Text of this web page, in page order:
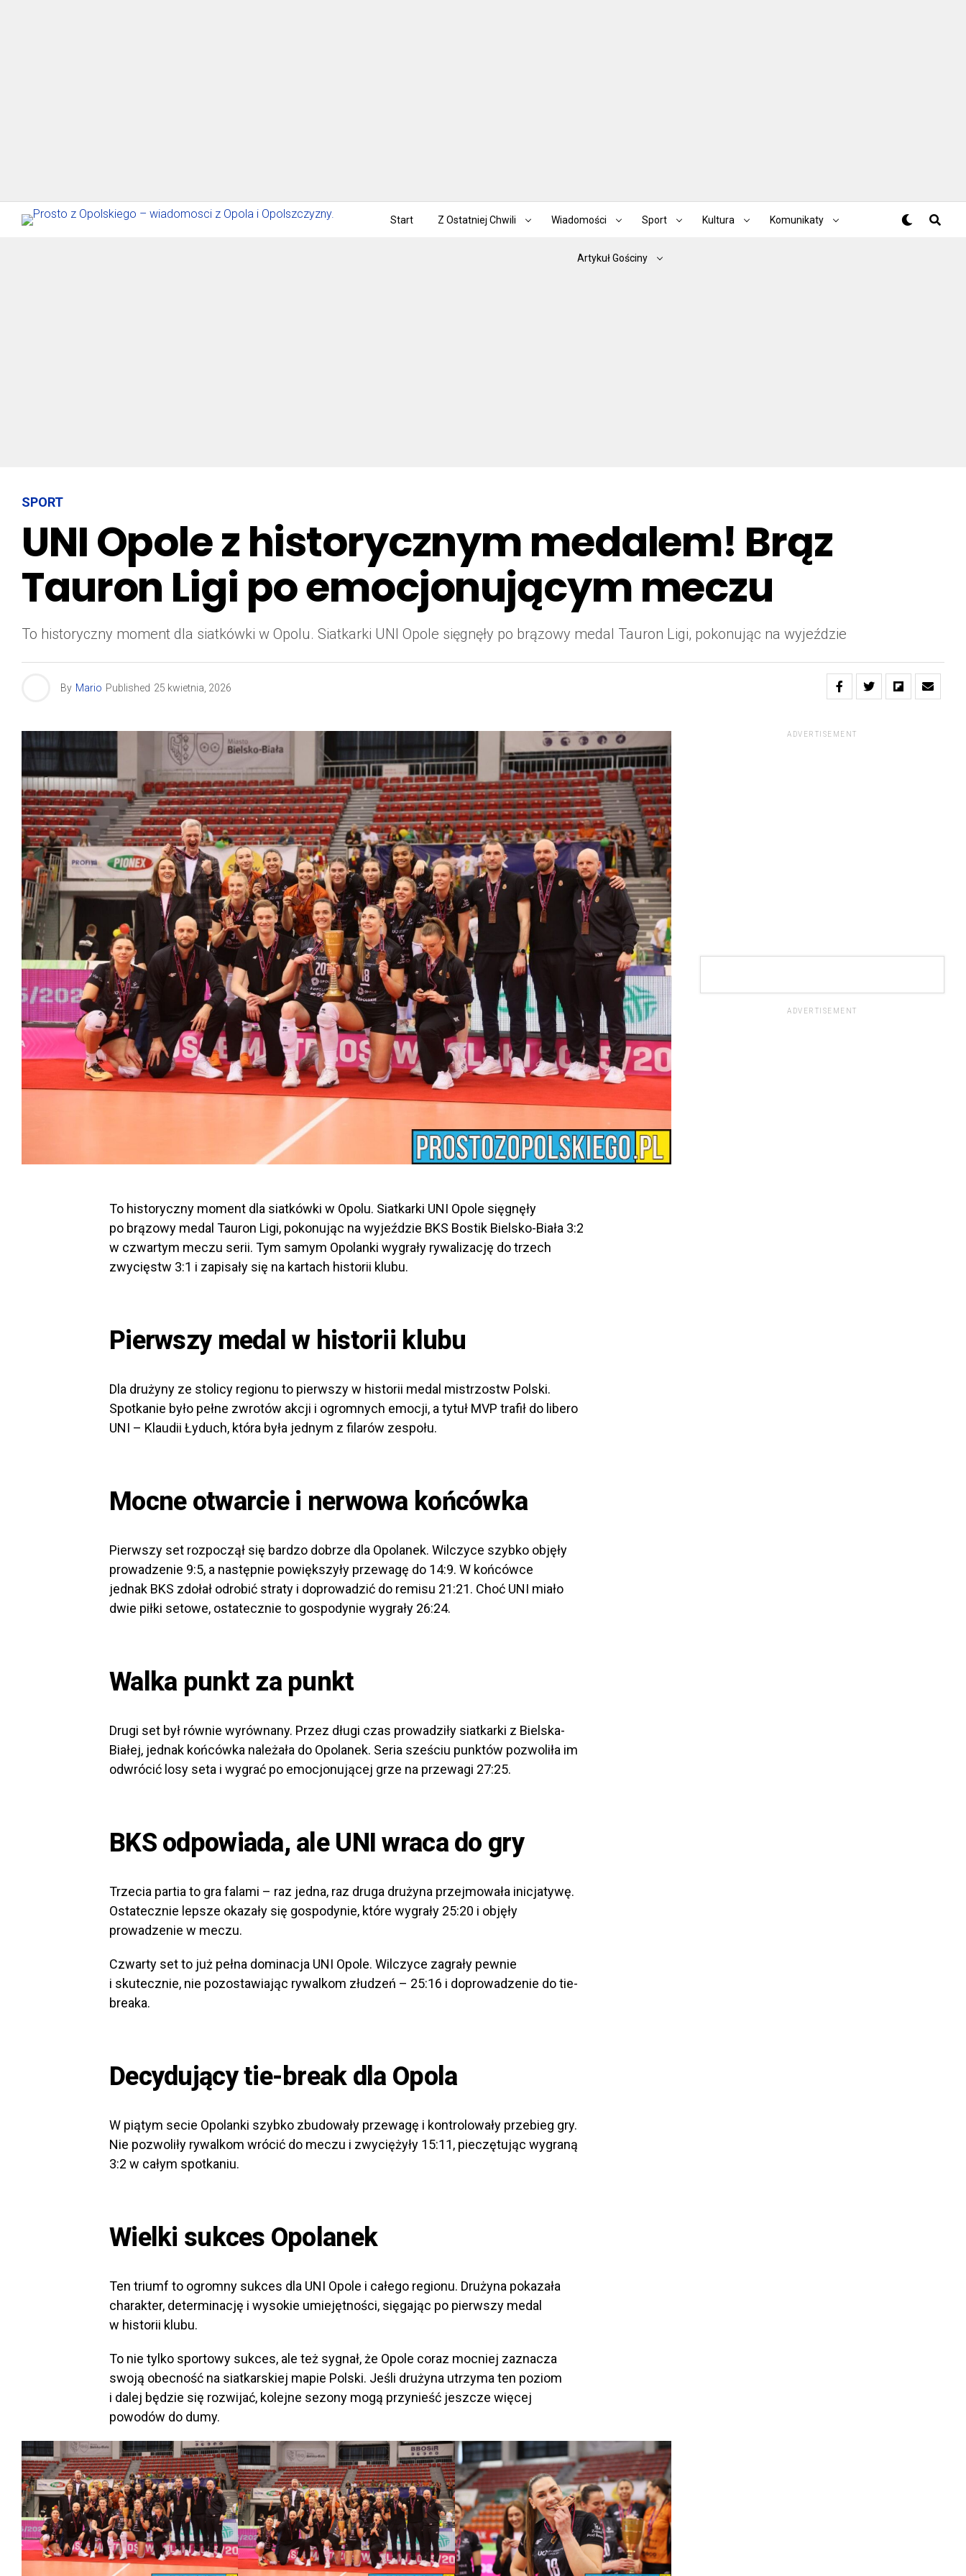
Start Z Ostatniej Chwili Wiadomości Sport Kultura Komunikaty
Artykuł Gościny
SPORT
UNI Opole z historycznym medalem! Brąz
Tauron Ligi po emocjonującym meczu
To historyczny moment dla siatkówki w Opolu. Siatkarki UNI Opole sięgnęły po brązowy medal Tauron Ligi, pokonując na wyjeździe
By Mario Published 25 kwietnia, 2026
To historyczny moment dla siatkówki w Opolu. Siatkarki UNI Opole sięgnęły
po brązowy medal Tauron Ligi, pokonując na wyjeździe BKS Bostik Bielsko-Biała 3:2
w czwartym meczu serii. Tym samym Opolanki wygrały rywalizację do trzech
zwycięstw 3:1 i zapisały się na kartach historii klubu.
Pierwszy medal w historii klubu
Dla drużyny ze stolicy regionu to pierwszy w historii medal mistrzostw Polski.
Spotkanie było pełne zwrotów akcji i ogromnych emocji, a tytuł MVP trafił do libero
UNI – Klaudii Łyduch, która była jednym z filarów zespołu.
Mocne otwarcie i nerwowa końcówka
Pierwszy set rozpoczął się bardzo dobrze dla Opolanek. Wilczyce szybko objęły
prowadzenie 9:5, a następnie powiększyły przewagę do 14:9. W końcówce
jednak BKS zdołał odrobić straty i doprowadzić do remisu 21:21. Choć UNI miało
dwie piłki setowe, ostatecznie to gospodynie wygrały 26:24.
Walka punkt za punkt
Drugi set był równie wyrównany. Przez długi czas prowadziły siatkarki z Bielska-
Białej, jednak końcówka należała do Opolanek. Seria sześciu punktów pozwoliła im
odwrócić losy seta i wygrać po emocjonującej grze na przewagi 27:25.
BKS odpowiada, ale UNI wraca do gry
Trzecia partia to gra falami – raz jedna, raz druga drużyna przejmowała inicjatywę.
Ostatecznie lepsze okazały się gospodynie, które wygrały 25:20 i objęły
prowadzenie w meczu.
Czwarty set to już pełna dominacja UNI Opole. Wilczyce zagrały pewnie
i skutecznie, nie pozostawiając rywalkom złudzeń – 25:16 i doprowadzenie do tie-
breaka.
Decydujący tie-break dla Opola
W piątym secie Opolanki szybko zbudowały przewagę i kontrolowały przebieg gry.
Nie pozwoliły rywalkom wrócić do meczu i zwyciężyły 15:11, pieczętując wygraną
3:2 w całym spotkaniu.
Wielki sukces Opolanek
Ten triumf to ogromny sukces dla UNI Opole i całego regionu. Drużyna pokazała
charakter, determinację i wysokie umiejętności, sięgając po pierwszy medal
w historii klubu.
To nie tylko sportowy sukces, ale też sygnał, że Opole coraz mocniej zaznacza
swoją obecność na siatkarskiej mapie Polski. Jeśli drużyna utrzyma ten poziom
i dalej będzie się rozwijać, kolejne sezony mogą przynieść jeszcze więcej
powodów do dumy.
ADVERTISEMENT
ADVERTISEMENT